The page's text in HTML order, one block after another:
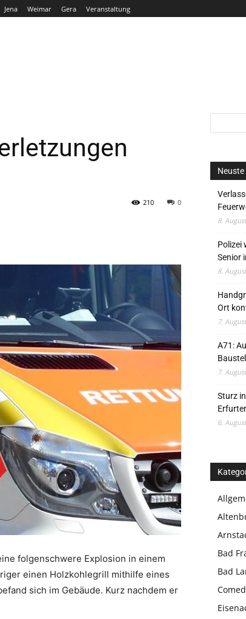
Jena Weimar Gera Veranstaltung
0
210
folgenschwere Explosion in einem
einen Holzkohlegrill mithilfe eines
sich im Gebäude. Kurz nachdem er
Neuste
8.
Polizei
Senior
8.
Ort
7.
A71:
7.
Sturz
6.
Bad
Bad